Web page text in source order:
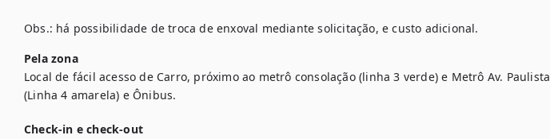
Obs.: há possibilidade de troca de enxoval mediante solicitação, e custo adicional.
Pela zona
Local de fácil acesso de Carro, próximo ao metrô consolação (linha 3 verde) e Metrô Av. Paulista
(Linha 4 amarela) e Ônibus.
Check-in e check-out